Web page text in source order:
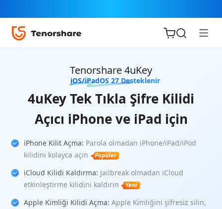
iOS için
Tenorshare
PDNob
Yeni
iAnyGo
Tenorshare 4uKey
iOS/iPadOS 27 Desteklenir
4uKey Tek Tıkla Şifre Kilidi
Açıcı iPhone ve iPad için
iPhone Kilit Açma: Parola olmadan iPhone/iPad/iPod
kilidini kolayca açın
Popüler
iCloud Kilidi Kaldırma: Jailbreak olmadan iCloud
etkinleştirme kilidini kaldırın
Yeni
Apple Kimliği Kilidi Açma: Apple Kimliğini şifresiz silin,